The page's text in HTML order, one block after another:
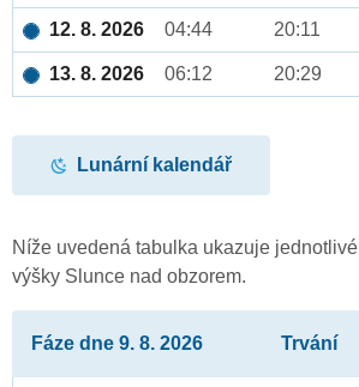
12. 8. 2026 04:44 20:11
13. 8. 2026 06:12 20:29
Lunární kalendář
Níže uvedená tabulka ukazuje jednotlivé
výšky Slunce nad obzorem.
Fáze dne 9. 8. 2026 Trvání